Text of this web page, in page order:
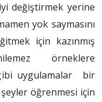
değiştirmek yerine
yok saymasını
için kazınmış
örneklere
uygulamalar bir
öğrenmesi için